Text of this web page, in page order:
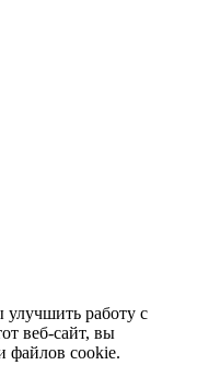
улучшить работу с
веб-сайт, вы
файлов cookie.